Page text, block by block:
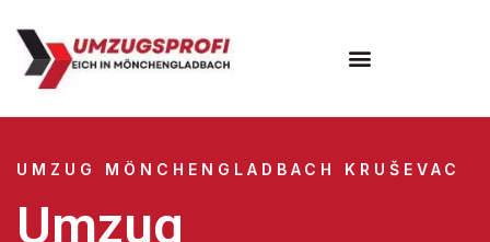
UMZUG MÖNCHENGLADBACH KRUŠEVAC
Umzug